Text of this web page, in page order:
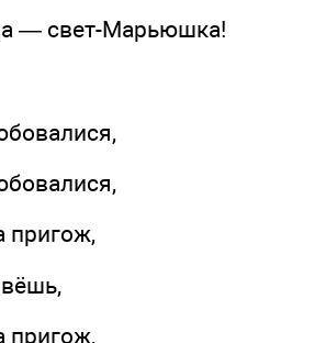
— свет-Марьюшка!
пригож,
пригож,